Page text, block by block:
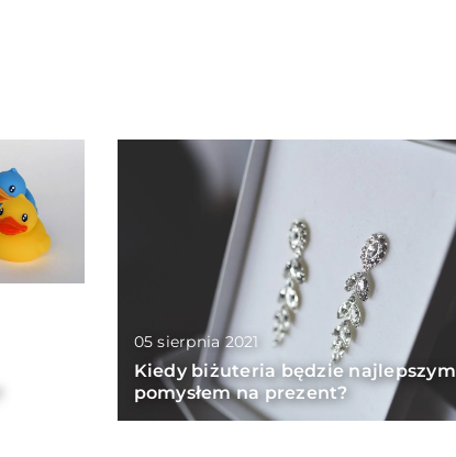
05 sierpnia 2021
Kiedy biżuteria będzie najlepszym
pomysłem na prezent?